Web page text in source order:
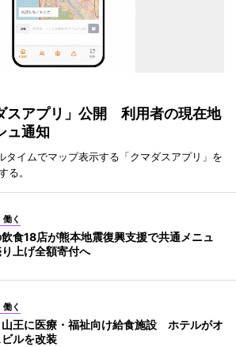
スアプリ」公開 利用者の現在地
ュ通知
タイムでマップ表示する「クマダスアプリ」を
る。
く
食18店が熊本地震復興支援で共通メニュ
上げ全額寄付へ
く
王に医療・福祉向け給食施設 ホテルがオ
ルを改装